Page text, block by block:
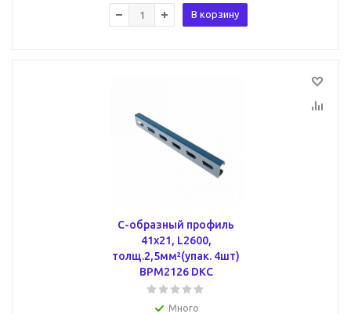
В корзину
С-образный профиль
41х21, L2600,
толщ.2,5мм²(упак. 4шт)
BPM2126 DKC
Много